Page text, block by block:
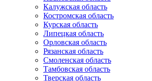
Калужская область
Костромская область
Курская область
Липецкая область
Орловская область
Рязанская область
Смоленская область
Тамбовская область
Тверская область